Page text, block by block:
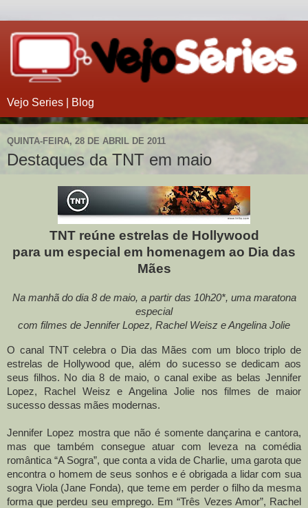
Vejo Series | Blog
QUINTA-FEIRA, 28 DE ABRIL DE 2011
Destaques da TNT em maio
TNT reúne estrelas de Hollywood
para um especial em homenagem ao Dia das
Mães
Na manhã do dia 8 de maio, a partir das 10h20*, uma maratona
especial
com filmes de Jennifer Lopez, Rachel Weisz e Angelina Jolie
O canal TNT celebra o Dia das Mães com um bloco triplo de
estrelas de Hollywood que, além do sucesso se dedicam aos
seus filhos. No dia 8 de maio, o canal exibe as belas Jennifer
Lopez, Rachel Weisz e Angelina Jolie nos filmes de maior
sucesso dessas mães modernas.
Jennifer Lopez mostra que não é somente dançarina e cantora,
mas que também consegue atuar com leveza na comédia
romântica “A Sogra”, que conta a vida de Charlie, uma garota que
encontra o homem de seus sonhos e é obrigada a lidar com sua
sogra Viola (Jane Fonda), que teme em perder o filho da mesma
forma que perdeu seu emprego. Em “Três Vezes Amor”, Rachel